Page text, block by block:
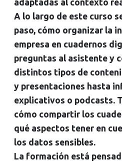
adaptadas al contexto
A lo largo de este curso
paso, cómo organizar la
empresa en cuadernos
preguntas al asistente y
distintos tipos de
y presentaciones hasta
explicativos o podcasts.
cómo compartir los
qué aspectos tener en
los datos sensibles.
La formación está